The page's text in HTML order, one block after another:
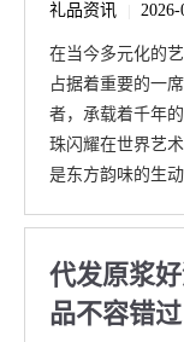
礼品资讯 2026-
在当今多元化的
占据着重要的一
者，承载着千年
珠闪耀在世界艺
是东方韵味的生
代发原浆
品不容错过